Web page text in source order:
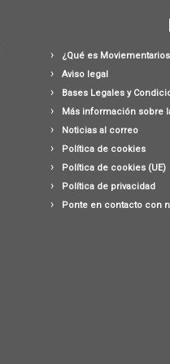
¿Qué es
Aviso legal
Bases Legales y
Más información sobre
Noticias al correo
Política de cookies
Política de cookies (UE)
Política de privacidad
Ponte en contacto con